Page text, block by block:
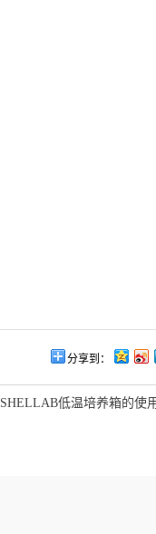
分享到：
SHELLAB低温培养箱的使